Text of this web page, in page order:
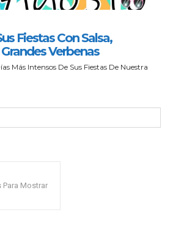
Fiestas Con Salsa,
Verbenas
Más Intensos De Sus Fiestas De Nuestra
Para Mostrar